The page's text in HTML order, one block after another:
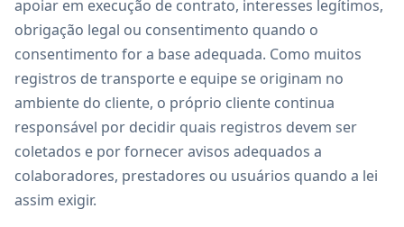
apoiar em execução de contrato, interesses legítimos,
obrigação legal ou consentimento quando o
consentimento for a base adequada. Como muitos
registros de transporte e equipe se originam no
ambiente do cliente, o próprio cliente continua
responsável por decidir quais registros devem ser
coletados e por fornecer avisos adequados a
colaboradores, prestadores ou usuários quando a lei
assim exigir.